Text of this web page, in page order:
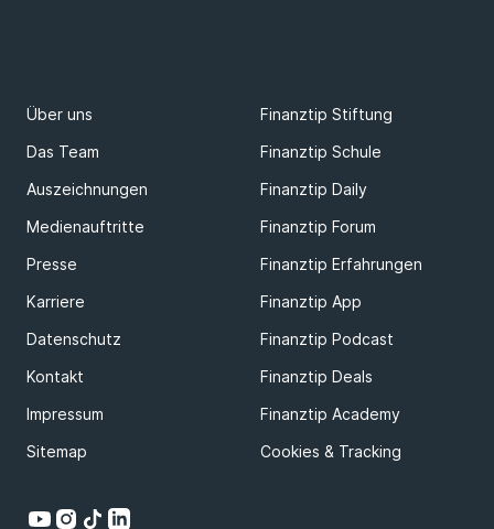
Über uns
Finanztip Stiftung
Das Team
Finanztip Schule
Auszeichnungen
Finanztip Daily
Medienauftritte
Finanztip Forum
Presse
Finanztip Erfahrungen
Karriere
Finanztip App
Datenschutz
Finanztip Podcast
Kontakt
Finanztip Deals
Impressum
Finanztip Academy
Sitemap
Cookies & Tracking